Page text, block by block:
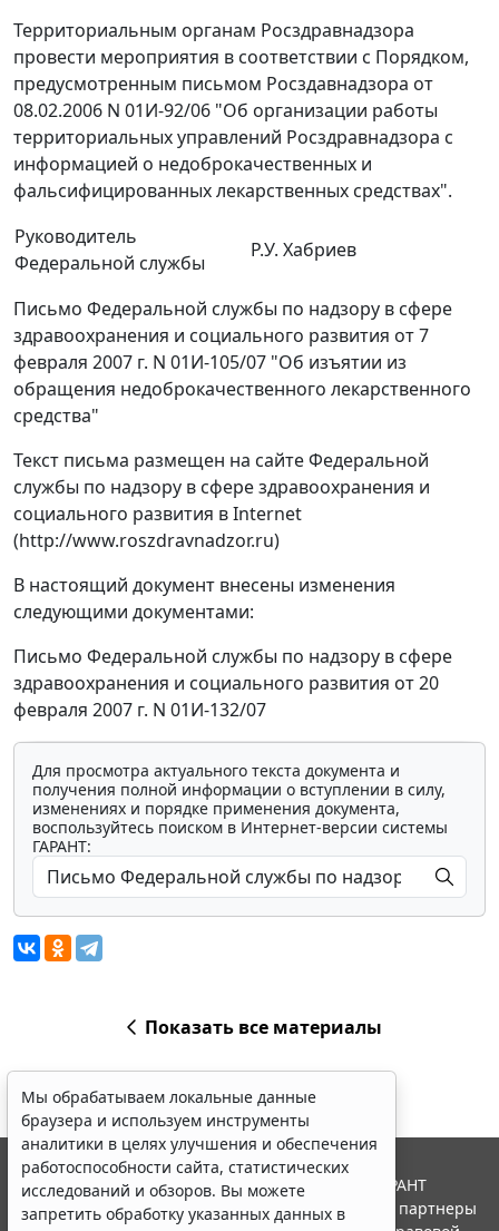
Территориальным органам Росздравнадзора
провести мероприятия в соответствии с Порядком,
предусмотренным письмом Росздавнадзора от
08.02.2006 N 01И-92/06 "Об организации работы
территориальных управлений Росздравнадзора с
информацией о недоброкачественных и
фальсифицированных лекарственных средствах".
Руководитель
Федеральной службы
Р.У. Хабриев
Письмо Федеральной службы по надзору в сфере
здравоохранения и социального развития от 7
февраля 2007 г. N 01И-105/07 "Об изъятии из
обращения недоброкачественного лекарственного
средства"
Текст письма размещен на сайте Федеральной
службы по надзору в сфере здравоохранения и
социального развития в Internet
(http://www.roszdravnadzor.ru)
В настоящий документ внесены изменения
следующими документами:
Письмо Федеральной службы по надзору в сфере
здравоохранения и социального развития от 20
февраля 2007 г. N 01И-132/07
Для просмотра актуального текста документа и
получения полной информации о вступлении в силу,
изменениях и порядке применения документа,
воспользуйтесь поиском в Интернет-версии системы
ГАРАНТ:
Показать все материалы
Мы обрабатываем локальные данные
браузера и используем инструменты
аналитики в целях улучшения и обеспечения
работоспособности сайта, статистических
исследований и обзоров. Вы можете
запретить обработку указанных данных в
© ООО "НПП "ГАРАНТ-СЕРВИС", 2026. Система ГАРАНТ
выпускается с 1990 года. Компания "Гарант" и ее партнеры